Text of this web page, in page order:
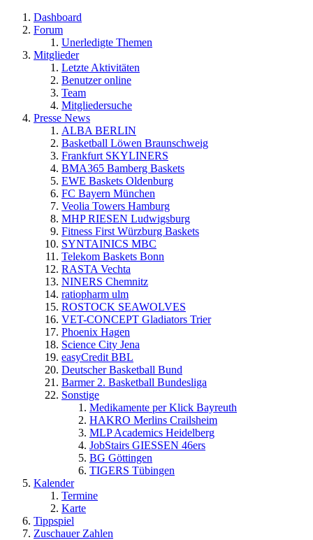
Dashboard
Forum
Unerledigte Themen
Mitglieder
Letzte Aktivitäten
Benutzer online
Team
Mitgliedersuche
Presse News
ALBA BERLIN
Basketball Löwen Braunschweig
Frankfurt SKYLINERS
BMA365 Bamberg Baskets
EWE Baskets Oldenburg
FC Bayern München
Veolia Towers Hamburg
MHP RIESEN Ludwigsburg
Fitness First Würzburg Baskets
SYNTAINICS MBC
Telekom Baskets Bonn
RASTA Vechta
NINERS Chemnitz
ratiopharm ulm
ROSTOCK SEAWOLVES
VET-CONCEPT Gladiators Trier
Phoenix Hagen
Science City Jena
easyCredit BBL
Deutscher Basketball Bund
Barmer 2. Basketball Bundesliga
Sonstige
Medikamente per Klick Bayreuth
HAKRO Merlins Crailsheim
MLP Academics Heidelberg
JobStairs GIESSEN 46ers
BG Göttingen
TIGERS Tübingen
Kalender
Termine
Karte
Tippspiel
Zuschauer Zahlen